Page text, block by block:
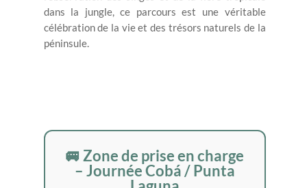
dans la jungle, ce parcours est une véritable
célébration de la vie et des trésors naturels de la
péninsule.
🚐 Zone de prise en charge
– Journée Cobá / Punta